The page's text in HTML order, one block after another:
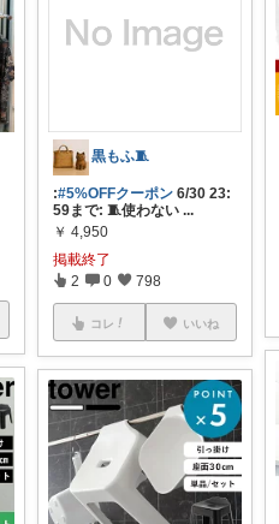
黒もふ🧵
:#5%OFFクーポン 6/30 23:
59まで: 🧵使わない ...
￥ 4,950
掲載終了
2 0 798
コレ いいね